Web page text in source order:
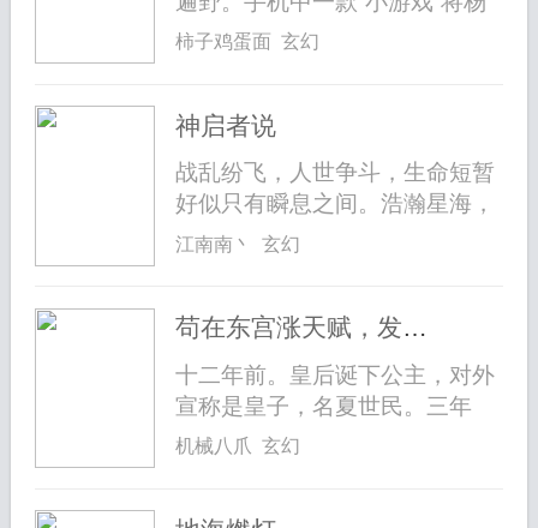
青送...
柿子鸡蛋面 玄幻
神启者说
战乱纷飞，人世争斗，生命短暂
好似只有瞬息之间。浩瀚星海，
茫茫征...
江南南丶 玄幻
苟在东宫涨天赋，发现太子女儿身
十二年前。皇后诞下公主，对外
宣称是皇子，名夏世民。三年
前。夏世...
机械八爪 玄幻